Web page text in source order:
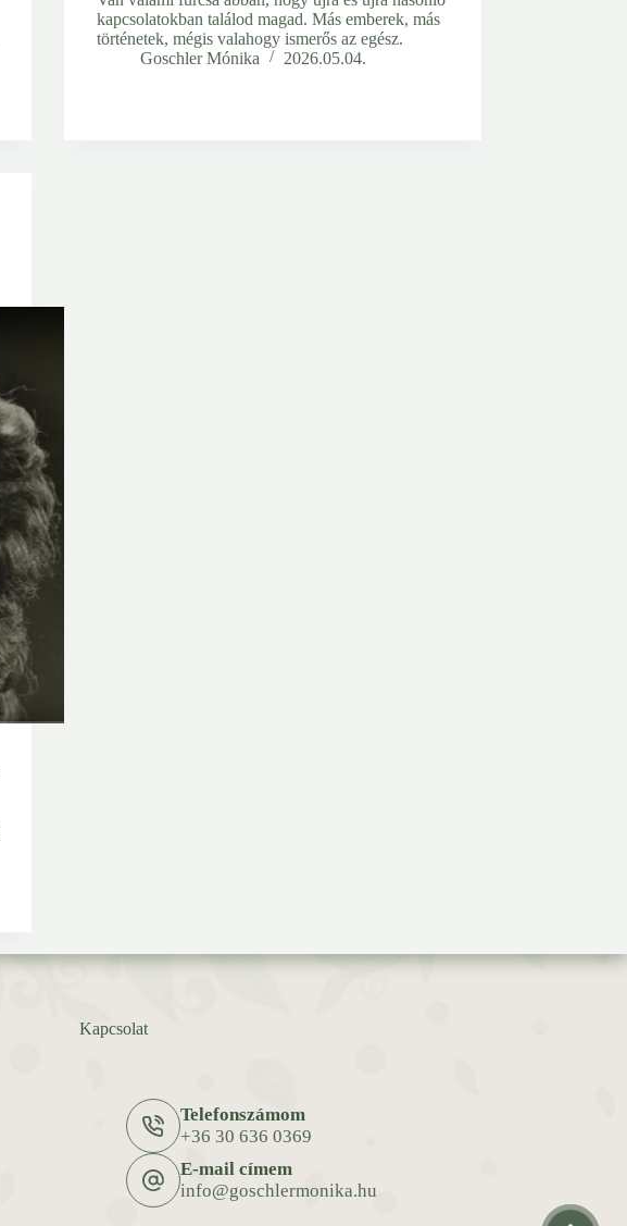
kapcsolatokban találod magad. Más emberek, más
történetek, mégis valahogy ismerős az egész.
Goschler Mónika
2026.05.04.
Kapcsolat
Telefonszámom
+36 30 636 0369
E-mail címem
info@goschlermonika.hu